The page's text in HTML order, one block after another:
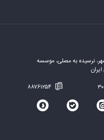
نرسیده به مصلی، موسسه